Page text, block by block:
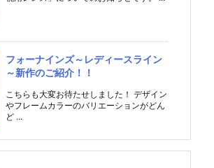
フォーナインズ～レディースライン
～新作のご紹介！！
こちらも大変お待たせしました！ デザイン
やフレームカラーのバリエーションがどん
ど ...